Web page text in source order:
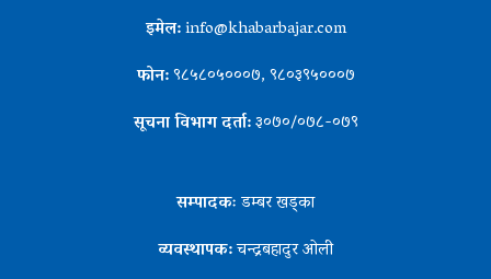
इमेल:info@khabarbajar.com
फोन:९८५८०५०००७, ९८०३९५०००७
सूचना विभाग दर्ता:३०७०/०७८-०७९
सम्पादकःडम्बर खड्का
व्यवस्थापक:चन्द्रबहादुर ओली